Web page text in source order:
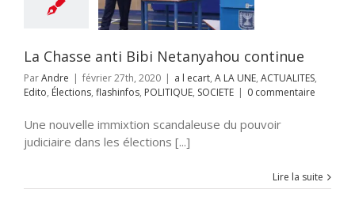
Edito
La Chasse anti Bibi Netanyahou continue
ParAndre | février 27th, 2020 | a l ecart, A LA UNE, ACTUALITES,
Edito, Élections, flashinfos, POLITIQUE, SOCIETE | 0 commentaire
Une nouvelle immixtion scandaleuse du pouvoir
judiciaire dans les élections [...]
Lire la suite